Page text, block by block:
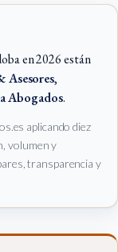
en 2026 están
Asesores,
Abogados.
aplicando diez
volumen y
transparencia y